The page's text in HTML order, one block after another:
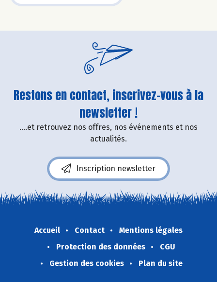
Restons en contact, inscrivez-vous à la
newsletter !
....et retrouvez nos offres, nos événements et nos
actualités.
Inscription newsletter
Accueil Contact
Mentions légales
Protection des données
CGU
Gestion des cookies
Plan du site